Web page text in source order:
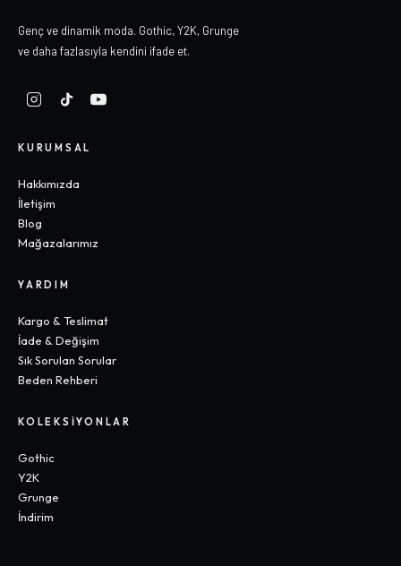
Genç ve dinamik moda. Gothic, Y2K, Grunge
ve daha fazlasıyla kendini ifade et.
KURUMSAL
Hakkımızda
İletişim
Blog
Mağazalarımız
YARDIM
Kargo & Teslimat
İade & Değişim
Sık Sorulan Sorular
Beden Rehberi
KOLEKSIYONLAR
Gothic
Y2K
Grunge
İndirim